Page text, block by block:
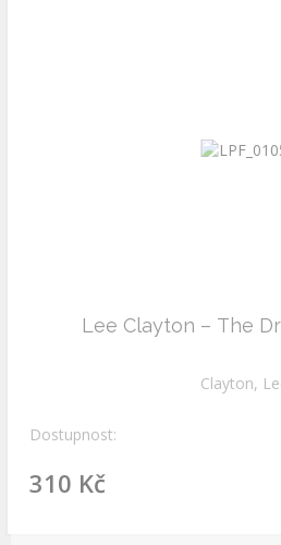
Lee Clayton – The
Clayton,
Dostupnost:
310 Kč